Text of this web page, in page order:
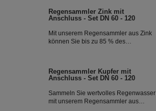
leitet zuverlässig sauberes
Regenwasser in ihre Regentonne.
Dieser Fallrohrfilter ist bereits 1000-
fach im Einsatz und wird in die ganze
Regensammler Zink mit
Anschluss - Set DN 60 - 120
Mit unserem Regensammler aus Zink
können Sie bis zu 85 % des
lässt sich durch das Schiebeteil einfach
ein- und ausbauen. Der flexible
Schlauchanschluss mit einer Länge
von 350 mm macht die Installation
besonders einfach.
Regensammler Kupfer mit
Anschluss - Set DN 60 - 120
Sammeln Sie wertvolles Regenwasser
mit unserem Regensammler aus